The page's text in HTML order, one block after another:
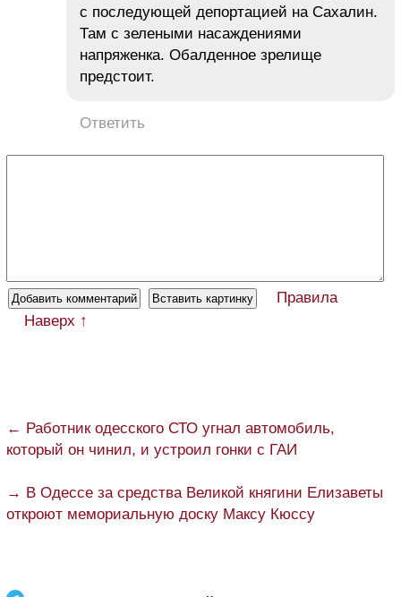
с последующей депортацией на Сахалин.
Там с зелеными насаждениями
напряженка. Обалденное зрелище
предстоит.
Ответить
Правила
Наверх ↑
← Работник одесского СТО угнал автомобиль,
который он чинил, и устроил гонки с ГАИ
→ В Одессе за средства Великой княгини Елизаветы
откроют мемориальную доску Максу Кюссу